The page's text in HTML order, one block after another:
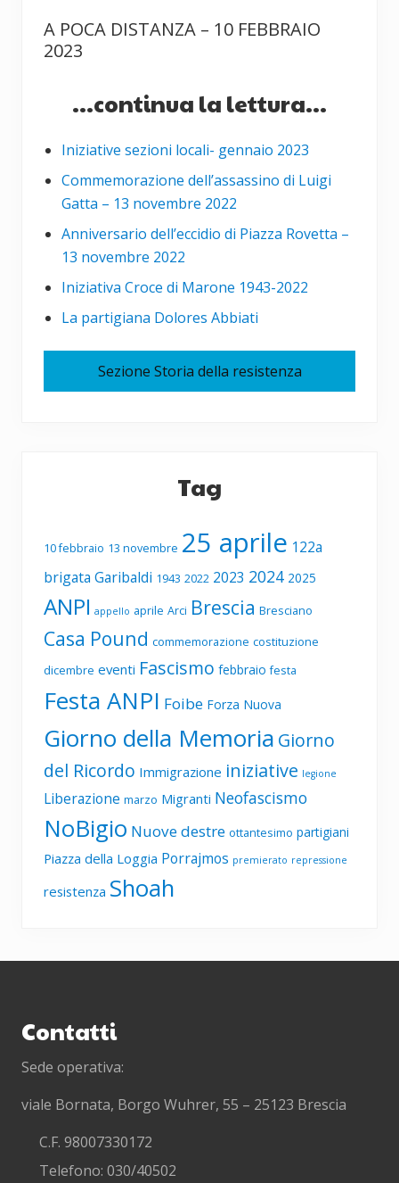
A POCA DISTANZA – 10 FEBBRAIO
2023
...continua la lettura...
Iniziative sezioni locali- gennaio 2023
Commemorazione dell’assassino di Luigi
Gatta – 13 novembre 2022
Anniversario dell’eccidio di Piazza Rovetta –
13 novembre 2022
Iniziativa Croce di Marone 1943-2022
La partigiana Dolores Abbiati
Sezione Storia della resistenza
Tag
10 febbraio 13 novembre 25 aprile 122a
brigata Garibaldi 1943 2022 2023 2024 2025
ANPI appello aprile Arci Brescia Bresciano
Casa Pound commemorazione costituzione
dicembre eventi Fascismo febbraio festa
Festa ANPI Foibe Forza Nuova
Giorno della Memoria Giorno
del Ricordo Immigrazione iniziative legione
Liberazione marzo Migranti Neofascismo
NoBigio Nuove destre ottantesimo partigiani
Piazza della Loggia Porrajmos premierato repressione
resistenza Shoah
Contatti
Sede operativa:
viale Bornata, Borgo Wuhrer, 55 – 25123 Brescia
C.F. 98007330172
Telefono: 030/40502